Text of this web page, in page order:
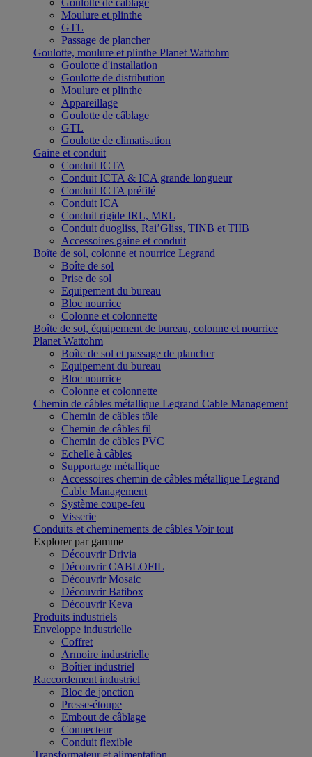
Goulotte de câblage
Moulure et plinthe
GTL
Passage de plancher
Goulotte, moulure et plinthe Planet Wattohm
Goulotte d'installation
Goulotte de distribution
Moulure et plinthe
Appareillage
Goulotte de câblage
GTL
Goulotte de climatisation
Gaine et conduit
Conduit ICTA
Conduit ICTA & ICA grande longueur
Conduit ICTA préfilé
Conduit ICA
Conduit rigide IRL, MRL
Conduit duogliss, Rai’Gliss, TINB et TIIB
Accessoires gaine et conduit
Boîte de sol, colonne et nourrice Legrand
Boîte de sol
Prise de sol
Equipement du bureau
Bloc nourrice
Colonne et colonnette
Boîte de sol, équipement de bureau, colonne et nourrice
Planet Wattohm
Boîte de sol et passage de plancher
Equipement du bureau
Bloc nourrice
Colonne et colonnette
Chemin de câbles métallique Legrand Cable Management
Chemin de câbles tôle
Chemin de câbles fil
Chemin de câbles PVC
Echelle à câbles
Supportage métallique
Accessoires chemin de câbles métallique Legrand
Cable Management
Système coupe-feu
Visserie
Conduits et cheminements de câbles Voir tout
Explorer par gamme
Découvrir Drivia
Découvrir CABLOFIL
Découvrir Mosaic
Découvrir Batibox
Découvrir Keva
Produits industriels
Enveloppe industrielle
Coffret
Armoire industrielle
Boîtier industriel
Raccordement industriel
Bloc de jonction
Presse-étoupe
Embout de câblage
Connecteur
Conduit flexible
Transformateur et alimentation